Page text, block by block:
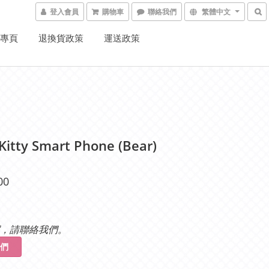
登入會員 購物車 聯絡我們 繁體中文
頁 退換貨政策 運送政策
Smart Phone (Bear)
請聯絡我們。